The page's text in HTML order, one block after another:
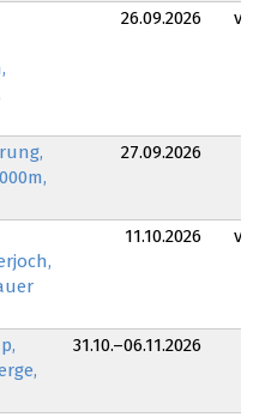
26.09.2026
27.09.2026
11.10.2026
31.10.–06.11.2026